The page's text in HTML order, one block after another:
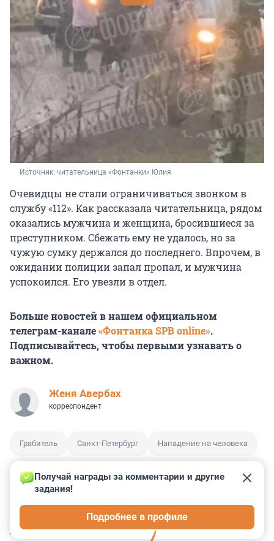
Источник: читательница «Фонтанки» Юлия
Очевидцы не стали ограничиваться звонком в
службу «112». Как рассказала читательница, рядом
оказались мужчина и женщина, бросившиеся за
преступником. Сбежать ему не удалось, но за
чужую сумку держался до последнего. Впрочем, в
ожидании полиции запал пропал, и мужчина
успокоился. Его увезли в отдел.
Больше новостей в нашем официальном
телеграм-канале«Фонтанка SPB online».
Подписывайтесь, чтобы первыми узнавать о
важном.
Женя Авербах
корреспондент
Грабитель Санкт-Петербург Нападение на человека
КОММЕНТАРИИ 40
Получай награды за комментарии и другие
задания!
Подробнее в профиле